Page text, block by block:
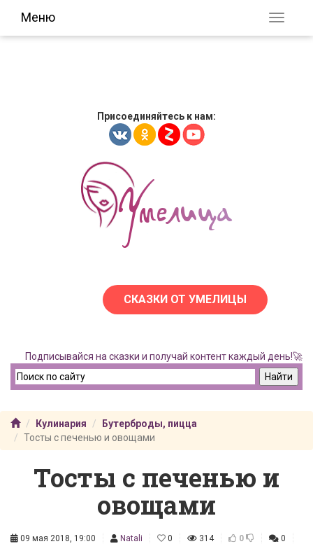
Меню
Присоединяйтесь к нам:
СКАЗКИ ОТ УМЕЛИЦЫ
Подписывайся на сказки и получай контент каждый день!🚀
Кулинария
Бутерброды, пицца
Тосты с печенью и овощами
Тосты с печенью и
овощами
09 мая 2018, 19:00 Natali 0 314 0 0